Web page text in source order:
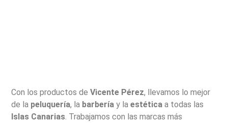
Con los productos deVicente Pérez, llevamos lo mejor
de la peluquería, la barbería y laestética a todas las
Islas Canarias . Trabajamos con las marcas más